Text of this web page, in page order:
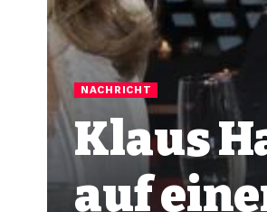
NACHRICHT
Klaus
auf